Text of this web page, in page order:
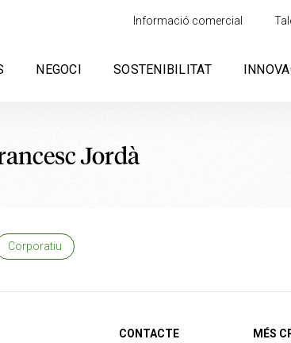
Informació comercial
NEGOCI SOSTENIBILITAT
Jordà
Corporatiu
CONTACTE
MÉS